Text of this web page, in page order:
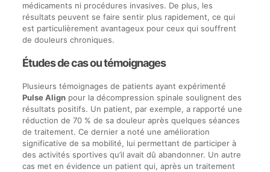
médicaments ni procédures invasives. De plus, les
résultats peuvent se faire sentir plus rapidement, ce qui
est particulièrement avantageux pour ceux qui souffrent
de douleurs chroniques.
Études de cas ou témoignages
Plusieurs témoignages de patients ayant expérimenté
Pulse Alignpour la décompression spinale soulignent des
résultats positifs. Un patient, par exemple, a rapporté une
réduction de 70 % de sa douleur après quelques séances
de traitement. Ce dernier a noté une amélioration
significative de sa mobilité, lui permettant de participer à
des activités sportives qu’il avait dû abandonner. Un autre
cas met en évidence un patient qui, après un traitement